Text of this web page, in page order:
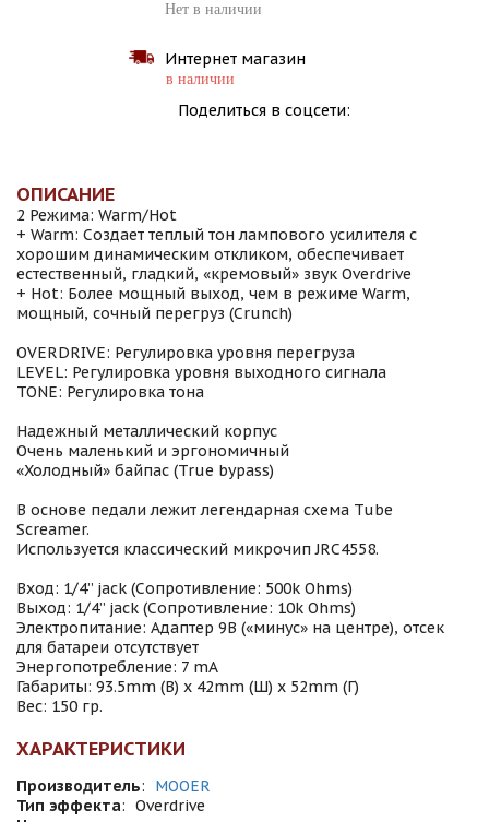
Нет в наличии
Интернет магазин
в наличии
Поделиться в соцсети:
ОПИСАНИЕ
2 Режима: Warm/Hot
+ Warm: Создает теплый тон лампового усилителя с
хорошим динамическим откликом, обеспечивает
естественный, гладкий, «кремовый» звук Overdrive
+ Hot: Более мощный выход, чем в режиме Warm,
мощный, сочный перегруз (Crunch)
OVERDRIVE: Регулировка уровня перегруза
LEVEL: Регулировка уровня выходного сигнала
TONE: Регулировка тона
Надежный металлический корпус
Очень маленький и эргономичный
«Холодный» байпас (True bypass)
В основе педали лежит легендарная схема Tube
Screamer.
Используется классический микрочип JRC4558.
Вход: 1/4” jack (Сопротивление: 500k Ohms)
Выход: 1/4” jack (Сопротивление: 10k Ohms)
Электропитание: Адаптер 9В («минус» на центре), отсек
для батареи отсутствует
Энергопотребление: 7 mA
Габариты: 93.5mm (В) х 42mm (Ш) х 52mm (Г)
Вес: 150 гр.
ХАРАКТЕРИСТИКИ
Производитель:
MOOER
Тип эффекта: Overdrive